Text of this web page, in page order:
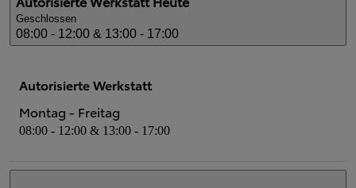
Geschlossen
08:00 - 12:00 & 13:00 - 17:00
Autorisierte Werkstatt
Montag - Freitag
08:00 - 12:00 & 13:00 - 17:00